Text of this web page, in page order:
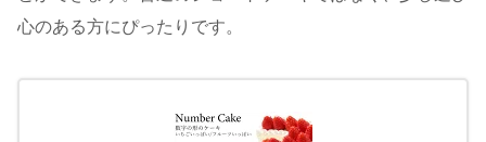
心のある方にぴったりです。